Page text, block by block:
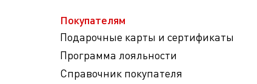
Покупателям
Подарочные карты и сертификаты
Программа лояльности
Справочник покупателя